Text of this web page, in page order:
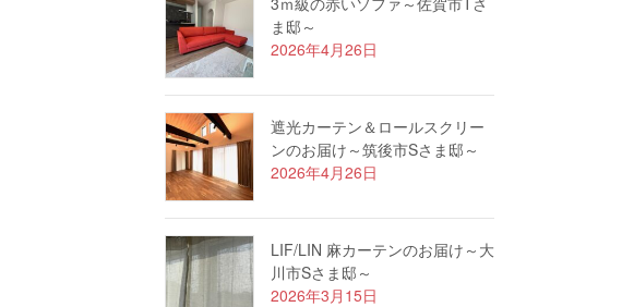
ま邸～
2026年4月26日
遮光カーテン＆ロールスクリー
ンのお届け～筑後市Sさま邸～
2026年4月26日
LIF/LIN 麻カーテンのお届け～大
川市Sさま邸～
2026年3月15日